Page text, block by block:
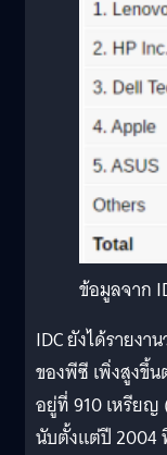
ข้อมูลจาก
IDC ยังได้รายงา
ของพีซี เพิ่งสูงขึ้
อยู่ที่ 910 เหรียญ
นับตั้งแต่ปี 2004